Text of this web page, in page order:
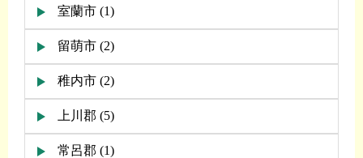
室蘭市 (1)
留萌市 (2)
稚内市 (2)
上川郡 (5)
常呂郡 (1)